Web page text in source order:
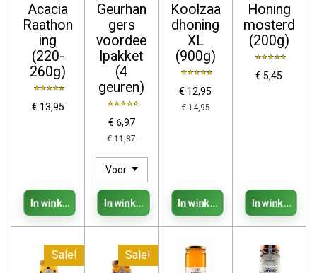
Acacia
Raathon
ing
(220-
260g)
€ 13,95
In winkelwagen
Geurhan
gers
voordee
lpakket
(4
geuren)
€ 6,97
€ 11,87
In winkelwagen
Koolzaa
dhoning
XL
(900g)
€ 12,95
€ 14,95
In winkelwagen
Honing
mosterd
(200g)
€ 5,45
In
Sale! Sale!